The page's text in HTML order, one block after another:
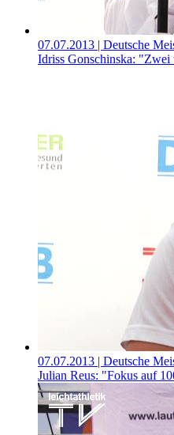
07.07.2013 | Deutsche
Idriss Gonschinska:
07.07.2013 | Deutsche
Julian Reus: "Fokus auf